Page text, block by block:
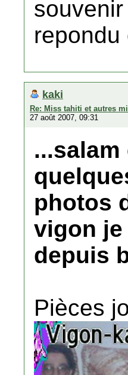
repondu
kaki
Re: Miss tahiti et autres
27 août 2007, 09:31
photos
vigon
depuis
Pièces